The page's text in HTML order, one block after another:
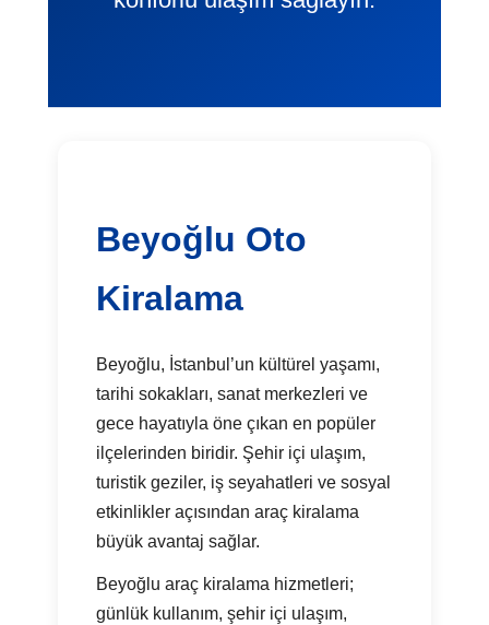
Beyoğlu Oto
Kiralama
Beyoğlu, İstanbul’un kültürel yaşamı,
tarihi sokakları, sanat merkezleri ve
gece hayatıyla öne çıkan en popüler
ilçelerinden biridir. Şehir içi ulaşım,
turistik geziler, iş seyahatleri ve sosyal
etkinlikler açısından araç kiralama
büyük avantaj sağlar.
Beyoğlu araç kiralama hizmetleri;
günlük kullanım, şehir içi ulaşım,